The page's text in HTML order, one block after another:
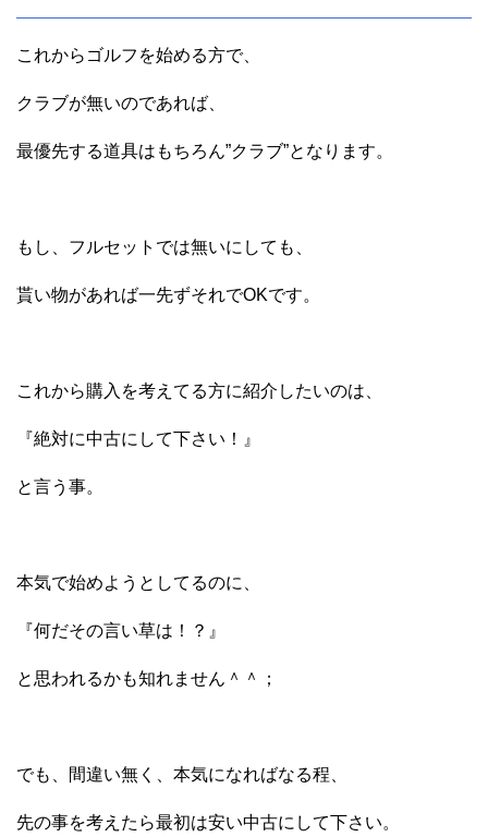
これからゴルフを始める方で、
クラブが無いのであれば、
最優先する道具はもちろん”クラブ”となります。
もし、フルセットでは無いにしても、
貰い物があれば一先ずそれでOKです。
これから購入を考えてる方に紹介したいのは、
『絶対に中古にして下さい！』
と言う事。
本気で始めようとしてるのに、
『何だその言い草は！？』
と思われるかも知れません＾＾；
でも、間違い無く、本気になればなる程、
先の事を考えたら最初は安い中古にして下さい。